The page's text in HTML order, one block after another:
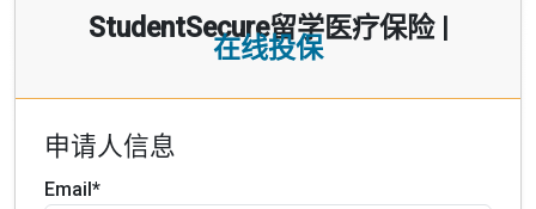
StudentSecure留学医疗保险 |
在线投保
申请人信息
Email*